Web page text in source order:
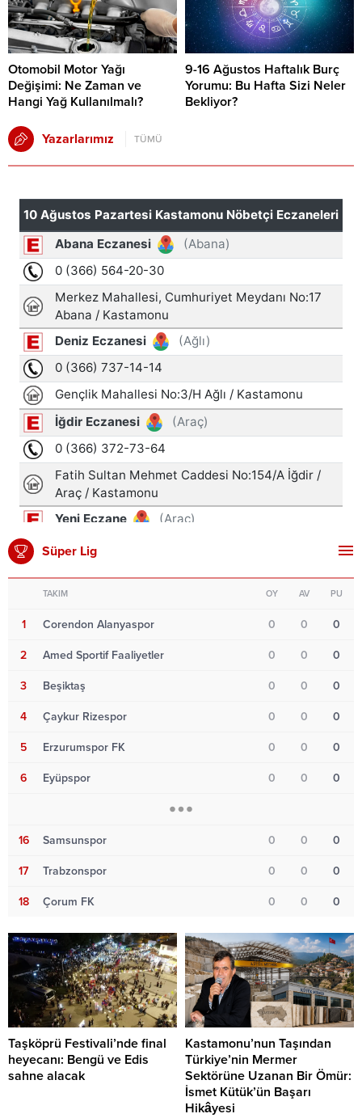
Otomobil Motor Yağı
Değişimi: Ne Zaman ve
Hangi Yağ Kullanılmalı?
9-16 Ağustos Haftalık Burç
Yorumu: Bu Hafta Sizi Neler
Bekliyor?
Yazarlarımız TÜMÜ
Süper Lig
TAKIM OY AV PU
1 Corendon Alanyaspor 0 0 0
2 Amed Sportif Faaliyetler 0 0 0
3 Beşiktaş 0 0 0
4 Çaykur Rizespor 0 0 0
5 Erzurumspor FK 0 0 0
6 Eyüpspor 0 0 0
16 Samsunspor 0 0 0
17 Trabzonspor 0 0 0
18 Çorum FK 0 0 0
Taşköprü Festivali’nde final
heyecanı: Bengü ve Edis
sahne alacak
Kastamonu’nun Taşından
Türkiye’nin Mermer
Sektörüne Uzanan Bir Ömür:
İsmet Kütük’ün Başarı
Hikâyesi